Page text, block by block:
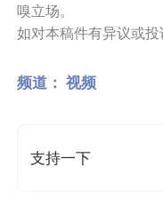
嗅立场。
如对本稿件有异议或投
频道： 视频
支持一下